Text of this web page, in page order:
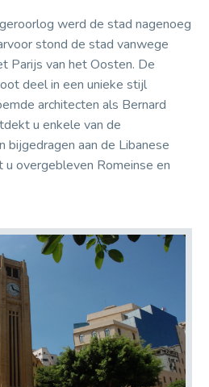
werd de stad nagenoeg
stond de stad vanwege
Parijs van het Oosten. De
deel in een unieke stijl
architecten als Bernard
u enkele van de
bijgedragen aan de Libanese
overgebleven Romeinse en